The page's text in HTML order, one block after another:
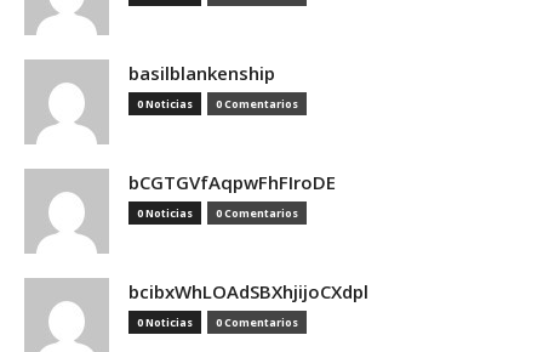
basilblankenship
0 Noticias 0 Comentarios
bCGTGVfAqpwFhFIroDE
0 Noticias 0 Comentarios
bcibxWhLOAdSBXhjijoCXdpl
0 Noticias 0 Comentarios